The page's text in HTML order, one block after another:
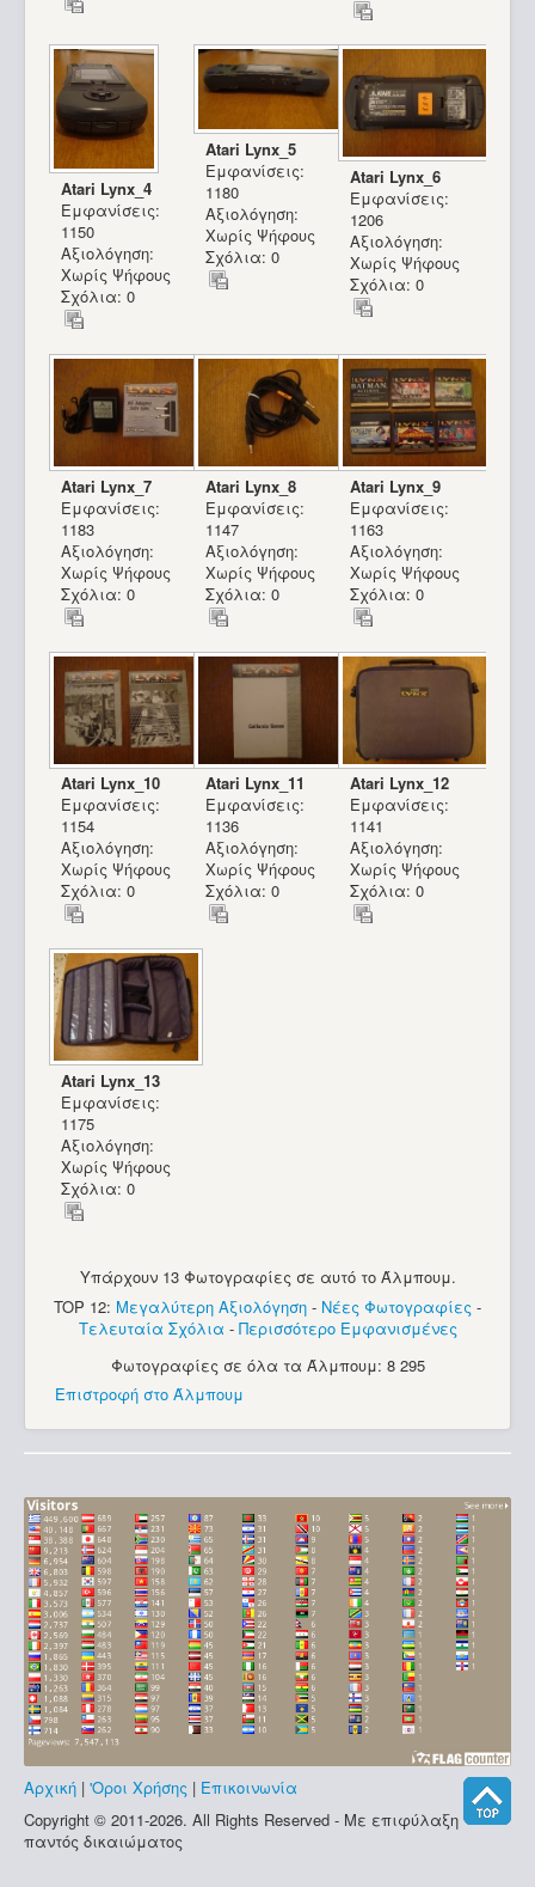
Radio Shack Tandy TRS-80 Model 1_25
Atari Lynx_4
Εμφανίσεις:
1150
Αξιολόγηση:
Χωρίς Ψήφους
Σχόλια: 0
Atari Lynx_5
Εμφανίσεις:
1180
Αξιολόγηση:
Χωρίς Ψήφους
Σχόλια: 0
Atari Lynx_6
Εμφανίσεις:
1206
Αξιολόγηση:
Χωρίς Ψήφους
Σχόλια: 0
Atari Lynx_7
Εμφανίσεις:
1183
Αξιολόγηση:
Χωρίς Ψήφους
Σχόλια: 0
Atari Lynx_8
Εμφανίσεις:
1147
Αξιολόγηση:
Χωρίς Ψήφους
Σχόλια: 0
Atari Lynx_9
Εμφανίσεις:
1163
Αξιολόγηση:
Χωρίς Ψήφους
Σχόλια: 0
Atari Lynx_10
Εμφανίσεις:
1154
Αξιολόγηση:
Χωρίς Ψήφους
Σχόλια: 0
Atari Lynx_11
Εμφανίσεις:
1136
Αξιολόγηση:
Χωρίς Ψήφους
Σχόλια: 0
Atari Lynx_12
Εμφανίσεις:
1141
Αξιολόγηση:
Χωρίς Ψήφους
Σχόλια: 0
Atari Lynx_13
Εμφανίσεις:
1175
Αξιολόγηση:
Χωρίς Ψήφους
Σχόλια: 0
Υπάρχουν 13 Φωτογραφίες σε αυτό το Άλμπουμ.
TOP 12: Μεγαλύτερη Αξιολόγηση - Νέες Φωτογραφίες -
Τελευταία Σχόλια - Περισσότερο Εμφανισμένες
Φωτογραφίες σε όλα τα Άλμπουμ: 8 295
Επιστροφή στο Άλμπουμ
Αρχική | 'Οροι Χρήσης | Επικοινωνία
Copyright © 2011-2026. All Rights Reserved - Με επιφύλαξη
παντός δικαιώματος